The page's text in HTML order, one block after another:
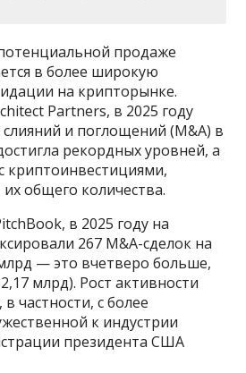
продаже
в более широкую
на крипторынке.
Partners, в 2025 году
и поглощений (M&A) в
рекордных уровней, а
криптоинвестициями,
их общего количества.
в 2025 году на
267 M&A-сделок на
— это вчетверо больше,
млрд). Рост активности
частности, с более
к индустрии
президента США